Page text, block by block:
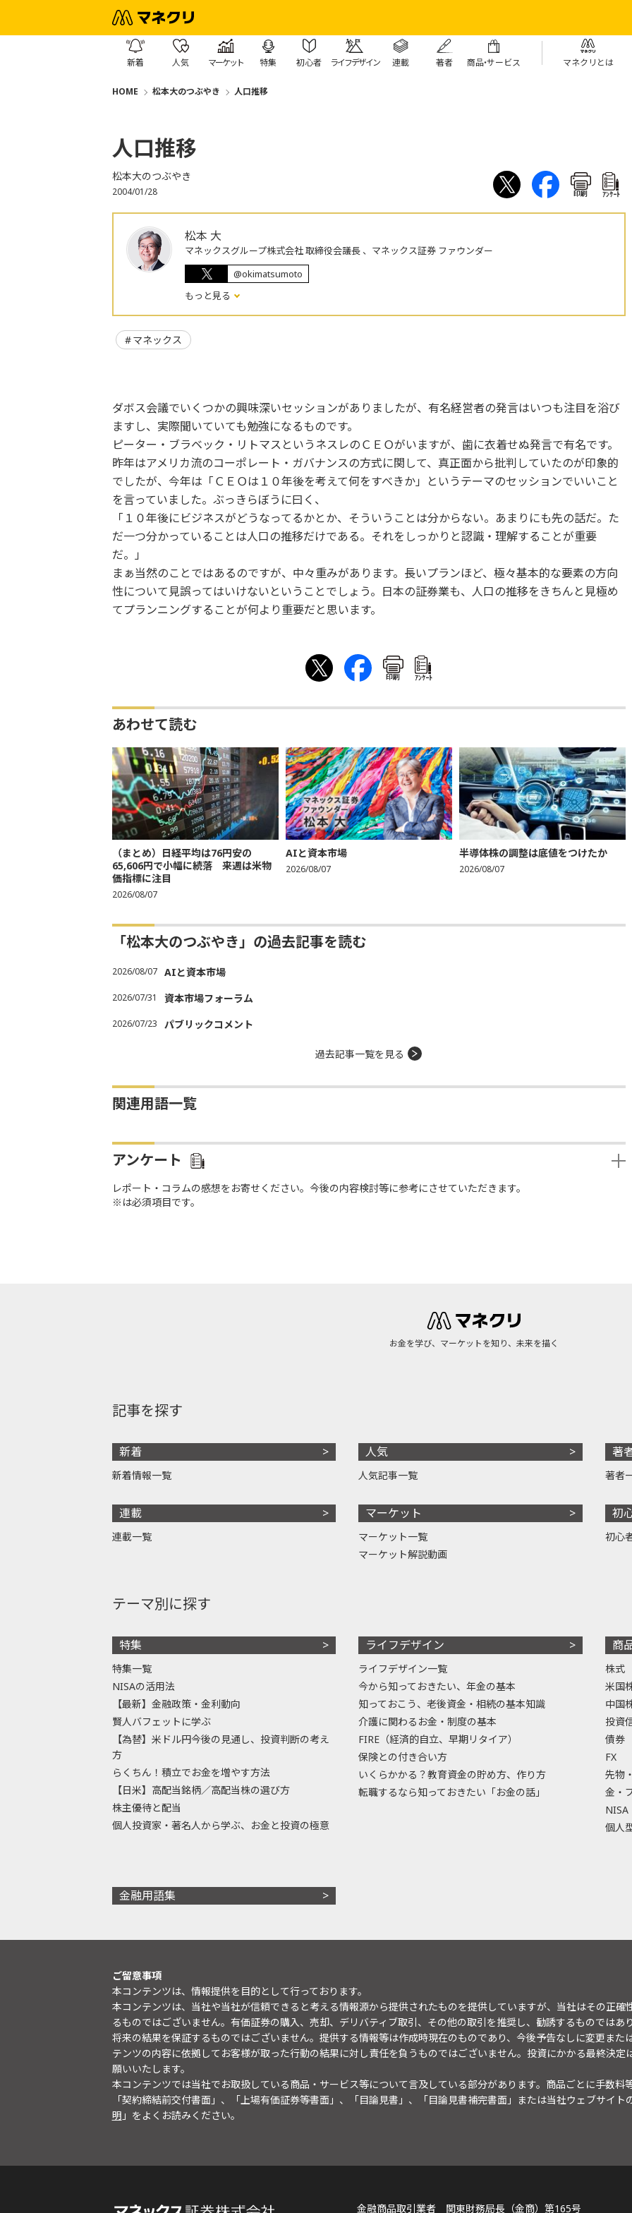
新着 人気 マーケット 特集 初心者 ライフデザイン 連載 著者 商品・サービス マネクリとは
HOME 松本大のつぶやき 人口推移
人口推移
松本大のつぶやき
2004/01/28 印刷 ｱﾝｹｰﾄ
松本 大
マネックスグループ株式会社 取締役会議長 、マネックス証券 ファウンダー
@okimatsumoto
もっと見る
マネックス
ダボス会議でいくつかの興味深いセッションがありましたが、有名経営者の発言はいつも注目を浴び
ますし、実際聞いていても勉強になるものです。
ピーター・ブラベック・リトマスというネスレのＣＥＯがいますが、歯に衣着せぬ発言で有名です。
昨年はアメリカ流のコーポレート・ガバナンスの方式に関して、真正面から批判していたのが印象的
でしたが、今年は「ＣＥＯは１０年後を考えて何をすべきか」というテーマのセッションでいいこと
を言っていました。ぶっきらぼうに曰く、
「１０年後にビジネスがどうなってるかとか、そういうことは分からない。あまりにも先の話だ。た
だ一つ分かっていることは人口の推移だけである。それをしっかりと認識・理解することが重要
だ。」
まぁ当然のことではあるのですが、中々重みがあります。長いプランほど、極々基本的な要素の方向
性について見誤ってはいけないということでしょう。日本の証券業も、人口の推移をきちんと見極め
てプランニングすることが何より重要だと思います。
印刷 ｱﾝｹｰﾄ
あわせて読む
（まとめ）日経平均は76円安の
65,606円で小幅に続落 来週は米物
価指標に注目
2026/08/07
AIと資本市場
2026/08/07
半導体株の調整は底値をつけたか
2026/08/07
「松本大のつぶやき」の過去記事を読む
2026/08/07 AIと資本市場
2026/07/31 資本市場フォーラム
2026/07/23 パブリックコメント
過去記事一覧を見る
関連用語一覧
アンケート
レポート・コラムの感想をお寄せください。今後の内容検討等に参考にさせていただきます。
※は必須項目です。
お金を学び、マーケットを知り、未来を描く
記事を探す
新着
新着情報一覧
連載
連載一覧
人気
人気記事一覧
マーケット
マーケット一覧
マーケット解説動画
著
著者
初
初心
テーマ別に探す
特集
特集一覧
NISAの活用法
【最新】金融政策・金利動向
賢人バフェットに学ぶ
【為替】米ドル円今後の見通し、投資判断の考え
方
らくちん！積立でお金を増やす方法
【日米】高配当銘柄／高配当株の選び方
株主優待と配当
個人投資家・著名人から学ぶ、お金と投資の極意
ライフデザイン
ライフデザイン一覧
今から知っておきたい、年金の基本
知っておこう、老後資金・相続の基本知識
介護に関わるお金・制度の基本
FIRE（経済的自立、早期リタイア）
保険との付き合い方
いくらかかる？教育資金の貯め方、作り方
転職するなら知っておきたい「お金の話」
商
株式
米国
中国
投資
債券
FX
先物
金・
NISA
個人
金融用語集
ご留意事項
本コンテンツは、情報提供を目的として行っております。
本コンテンツは、当社や当社が信頼できると考える情報源から提供されたものを提供していますが、当社はその正
るものではございません。有価証券の購入、売却、デリバティブ取引、その他の取引を推奨し、勧誘するものではあ
将来の結果を保証するものではございません。提供する情報等は作成時現在のものであり、今後予告なしに変更また
テンツの内容に依拠してお客様が取った行動の結果に対し責任を負うものではございません。投資にかかる最終決
願いいたします。
本コンテンツでは当社でお取扱している商品・サービス等について言及している部分があります。商品ごとに手数料
「契約締結前交付書面」、「上場有価証券等書面」、「目論見書」、「目論見書補完書面」または当社ウェブサイト
明 」をよくお読みください。
金融商品取引業者 関東財務局長（金商）第165号